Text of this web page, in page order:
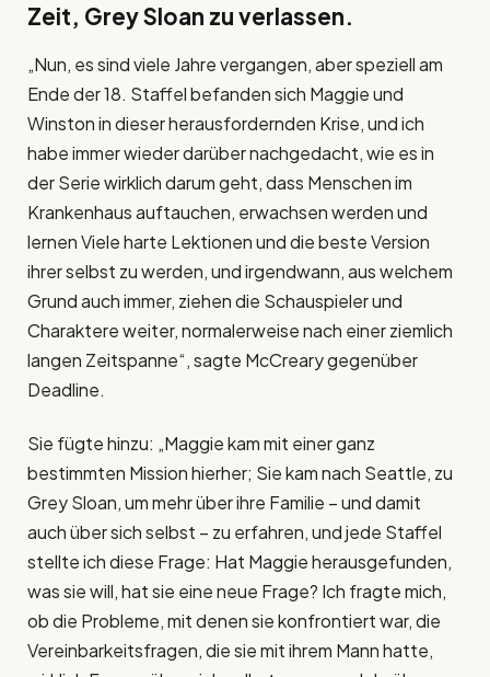
Zeit, Grey Sloan zu verlassen.
„Nun, es sind viele Jahre vergangen, aber speziell am
Ende der 18. Staffel befanden sich Maggie und
Winston in dieser herausfordernden Krise, und ich
habe immer wieder darüber nachgedacht, wie es in
der Serie wirklich darum geht, dass Menschen im
Krankenhaus auftauchen, erwachsen werden und
lernen Viele harte Lektionen und die beste Version
ihrer selbst zu werden, und irgendwann, aus welchem ​​
Grund auch immer, ziehen die Schauspieler und
Charaktere weiter, normalerweise nach einer ziemlich
langen Zeitspanne“, sagte McCreary gegenüber
Deadline.
Sie fügte hinzu: „Maggie kam mit einer ganz
bestimmten Mission hierher; Sie kam nach Seattle, zu
Grey Sloan, um mehr über ihre Familie – und damit
auch über sich selbst – zu erfahren, und jede Staffel
stellte ich diese Frage: Hat Maggie herausgefunden,
was sie will, hat sie eine neue Frage? Ich fragte mich,
ob die Probleme, mit denen sie konfrontiert war, die
Vereinbarkeitsfragen, die sie mit ihrem Mann hatte,